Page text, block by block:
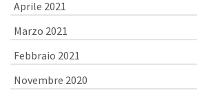
Aprile 2021
Marzo 2021
Febbraio 2021
Novembre 2020